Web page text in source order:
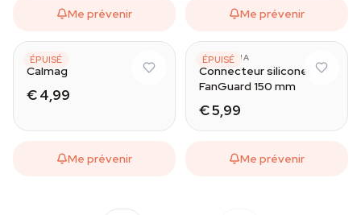
Me prévenir Me prévenir
ÉPUISÉ
BIOBIZZ
Calmag
€ 4,99
Me prévenir
ÉPUISÉ
ZAMNESIA
Connecteur silicone
FanGuard 150 mm
€ 5,99
Me prévenir